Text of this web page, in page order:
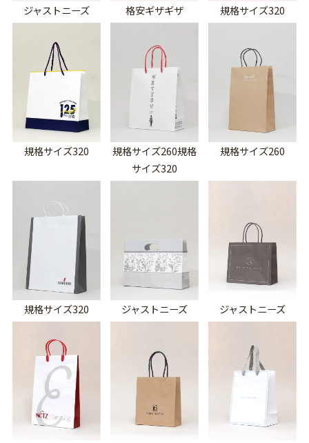
ジャストニーズ 格安ギザギザ 規格サイズ320
規格サイズ320
規格サイズ260規格
サイズ320
規格サイズ260
規格サイズ320 ジャストニーズ ジャストニーズ